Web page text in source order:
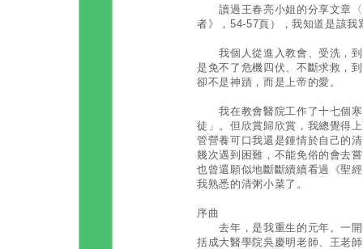
讀過王春亮小姐的分享文章〈
者》，54-57頁），我知道是該我
我個人從進入教會、受洗，到
是免不了危機四伏、不斷求救，
卻不是神蹟，而是上帝的愛。
我在教會醫院工作了十七個寒
徒」。但欣賞歸欣賞，我總覺得
管營養可口我還是鍾情於自己的
幾次遇到困難，不能免俗的會去
也曾還願似地斷斷續續看過《聖
我熟悉的清粥小菜了。
序曲
去年，是我重生的元年。一開
括成大醫學院吳慶明老師、王老